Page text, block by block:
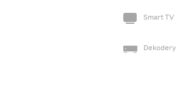
Smart TV
Dekodery